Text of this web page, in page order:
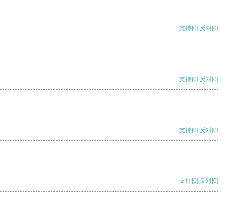
支持[0] 反对[0]
支持[0] 反对[0]
支持[0] 反对[0]
支持[0] 反对[0]